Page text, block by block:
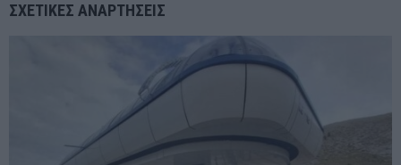
ΣΧΕΤΙΚΈΣ ΑΝΑΡΤΉΣΕΙΣ